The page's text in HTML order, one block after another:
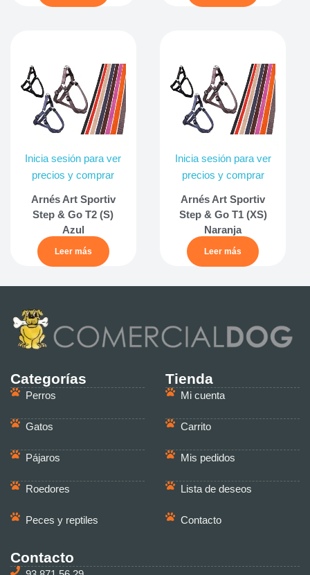
Inicia sesión para ver
precios y comprar
Arnés Art Sportiv
Step & Go T2 (S)
Azul
Leer más
Inicia sesión para ver
precios y comprar
Arnés Art Sportiv
Step & Go T1 (XS)
Naranja
Leer más
Categorías
Perros
Gatos
Pájaros
Roedores
Peces y reptiles
Tienda
Mi cuenta
Carrito
Mis pedidos
Lista de deseos
Contacto
Contacto